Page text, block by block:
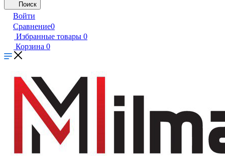
Поиск
Войти
Сравнение0
Избранные товары 0
Корзина 0